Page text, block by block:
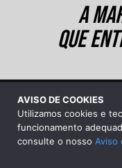
A
QUE
©2026
Sobre a
AVISO DE COOKIES
Utilizamos cookies e
funcionamento
consulte o nosso Aviso